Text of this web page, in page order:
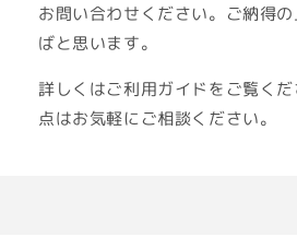
お問い合わせください。ご納得
ばと思います。
詳しくはご利用ガイドをご覧く
点はお気軽にご相談ください。